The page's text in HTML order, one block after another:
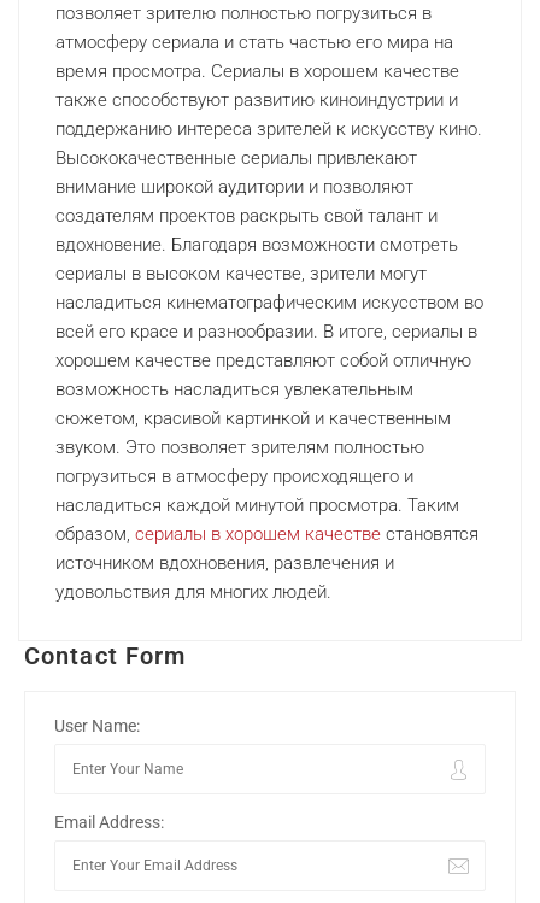
позволяет зрителю полностью погрузиться в
атмосферу сериала и стать частью его мира на
время просмотра. Сериалы в хорошем качестве
также способствуют развитию киноиндустрии и
поддержанию интереса зрителей к искусству кино.
Высококачественные сериалы привлекают
внимание широкой аудитории и позволяют
создателям проектов раскрыть свой талант и
вдохновение. Благодаря возможности смотреть
сериалы в высоком качестве, зрители могут
насладиться кинематографическим искусством во
всей его красе и разнообразии. В итоге, сериалы в
хорошем качестве представляют собой отличную
возможность насладиться увлекательным
сюжетом, красивой картинкой и качественным
звуком. Это позволяет зрителям полностью
погрузиться в атмосферу происходящего и
насладиться каждой минутой просмотра. Таким
образом, сериалы в хорошем качестве становятся
источником вдохновения, развлечения и
удовольствия для многих людей.
Contact Form
User Name:
Email Address: